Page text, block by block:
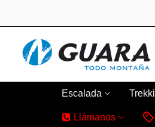
Escalada
Llámanos